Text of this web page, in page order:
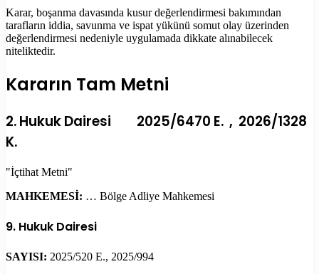
Karar, boşanma davasında kusur değerlendirmesi bakımından
tarafların iddia, savunma ve ispat yükünü somut olay üzerinden
değerlendirmesi nedeniyle uygulamada dikkate alınabilecek
niteliktedir.
Kararın Tam Metni
2. Hukuk Dairesi 2025/6470 E. , 2026/1328
K.
"İçtihat Metni"
MAHKEMESİ: … Bölge Adliye Mahkemesi
9. Hukuk Dairesi
SAYISI: 2025/520 E., 2025/994